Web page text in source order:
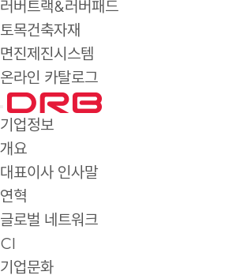
러버트랙&러버패드
토목건축자재
면진제진시스템
온라인 카탈로그
기업정보
개요
대표이사 인사말
연혁
글로벌 네트워크
CI
기업문화